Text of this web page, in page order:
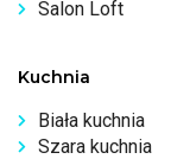
Salon Loft
Kuchnia
Biała kuchnia
Szara kuchnia